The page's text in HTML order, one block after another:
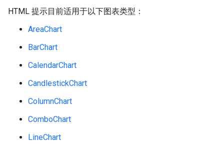
HTML 提示目前适用于以下图表类型：
AreaChart
BarChart
CalendarChart
CandlestickChart
ColumnChart
ComboChart
LineChart